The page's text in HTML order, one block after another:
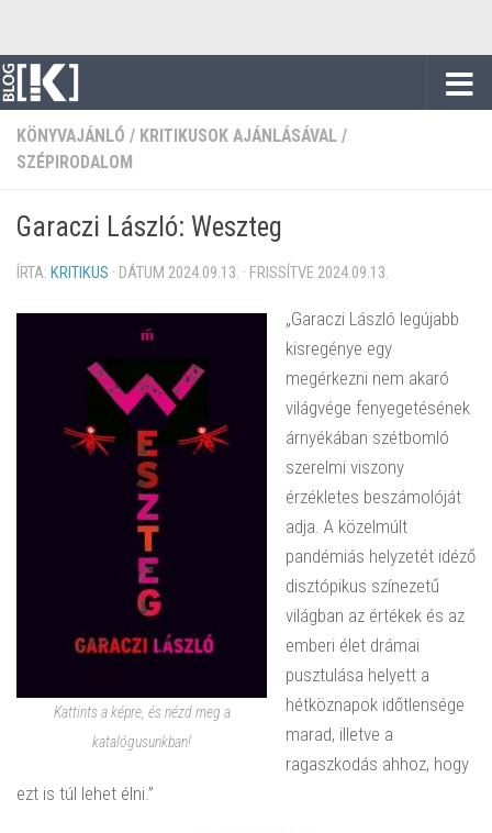
KÖNYVAJÁNLÓ / KRITIKUSOK AJÁNLÁSÁVAL /
SZÉPIRODALOM
Garaczi László: Weszteg
ÍRTA: KRITIKUS · DÁTUM 2024.09.13. · FRISSÍTVE 2024.09.13.
Kattints a képre, és nézd meg a
katalógusunkban!
„Garaczi László legújabb
kisregénye egy
megérkezni nem akaró
világvége fenyegetésének
árnyékában szétbomló
szerelmi viszony
érzékletes beszámolóját
adja. A közelmúlt
pandémiás helyzetét idéző
disztópikus színezetű
világban az értékek és az
emberi élet drámai
pusztulása helyett a
hétköznapok időtlensége
marad, illetve a
ragaszkodás ahhoz, hogy
ezt is túl lehet élni.”